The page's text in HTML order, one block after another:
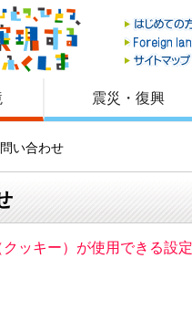
県
震災・復興
い合わせ
クッキー）が使用できる設